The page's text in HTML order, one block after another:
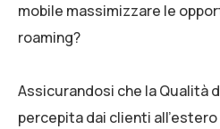
mobile massimizzare le
roaming?
Assicurandosi che la Qualità
percepita dai clienti